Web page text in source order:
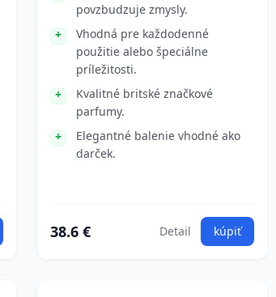
povzbudzuje zmysly.
Vhodná pre každodenné
použitie alebo špeciálne
príležitosti.
Kvalitné britské značkové
parfumy.
Elegantné balenie vhodné ako
darček.
38.6 € Detail kúpiť